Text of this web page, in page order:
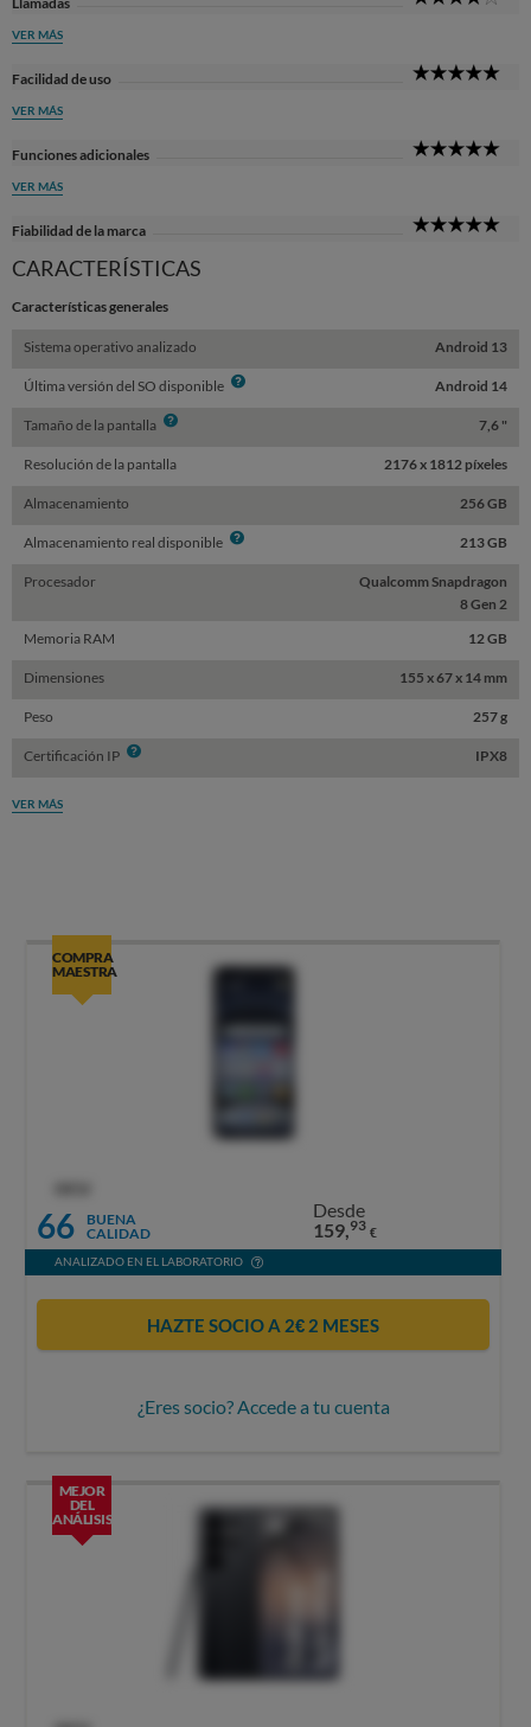
VER MÁS
Facilidad de uso
VER MÁS
Funciones adicionales
VER MÁS
Fiabilidad de la marca
CARACTERÍSTICAS
Características generales
Sistema operativo analizado Android 13
Última versión del SO disponible Info Android 14
Tamaño de la pantalla Info 7,6 "
Resolución de la pantalla 2176 x 1812 píxeles
Almacenamiento 256 GB
Almacenamiento real disponible Info 213 GB
Procesador
Qualcomm Snapdragon
8 Gen 2
Memoria RAM
12 GB
Dimensiones 155 x 67 x 14 mm
Peso 257 g
Certificación IP Info IPX8
VER MÁS
COMPRA
MAESTRA
66
BUENA
CALIDAD
Desde
159,93 €
ANALIZADO EN EL LABORATORIO
HAZTE SOCIO A 2€ 2 MESES
¿Eres socio? Accede a tu cuenta
MEJOR
DEL
ANÁLISIS